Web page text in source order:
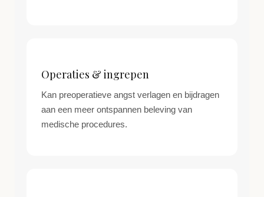
Operaties & ingrepen
Kan preoperatieve angst verlagen en bijdragen
aan een meer ontspannen beleving van
medische procedures.